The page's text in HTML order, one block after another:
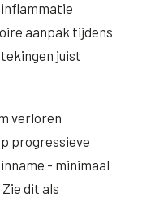
inflammatie
aanpak tijdens
juist
verloren
progressieve
- minimaal
dit als